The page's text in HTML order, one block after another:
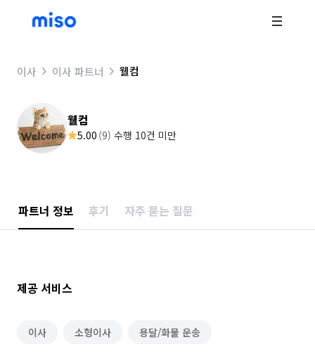
이사 이사 파트너 웰컴
웰컴
5.00 (9) 수행 10건 미만
파트너 정보 후기 자주 묻는 질문
제공 서비스
이사 소형이사 용달/화물 운송